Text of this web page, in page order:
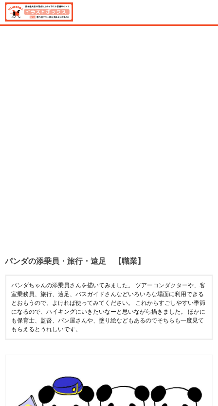
パンダの添乗員・旅行・遠足 【職業】
パンダちゃんの添乗員さんを描いてみました。 ツアーコンダクターや、客
室乗務員、旅行、遠足、バスガイドさんなどいろいろな場面に利用できる
とおもうので、よければ使ってみてください。 これからすごしやすい季節
になるので、ハイキングにいきたいなーと思いながら描きました。 ほかに
も保育士、監督、パン屋さんや、塗り絵などもあるのでそちらも一度見て
もらえるとうれしいです。